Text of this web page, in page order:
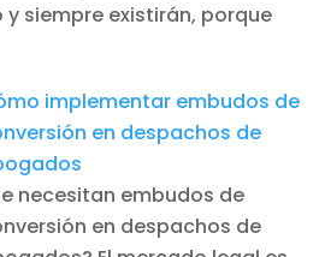
y siempre existirán, porque
implementar embudos de
en despachos de
necesitan embudos de
en despachos de